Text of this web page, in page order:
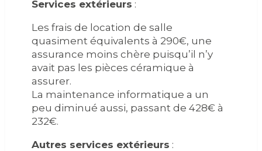
Services extérieurs :
Les frais de location de salle
quasiment équivalents à 290€, une
assurance moins chère puisqu’il n’y
avait pas les pièces céramique à
assurer.
La maintenance informatique a un
peu diminué aussi, passant de 428€ à
232€.
Autres services extérieurs :